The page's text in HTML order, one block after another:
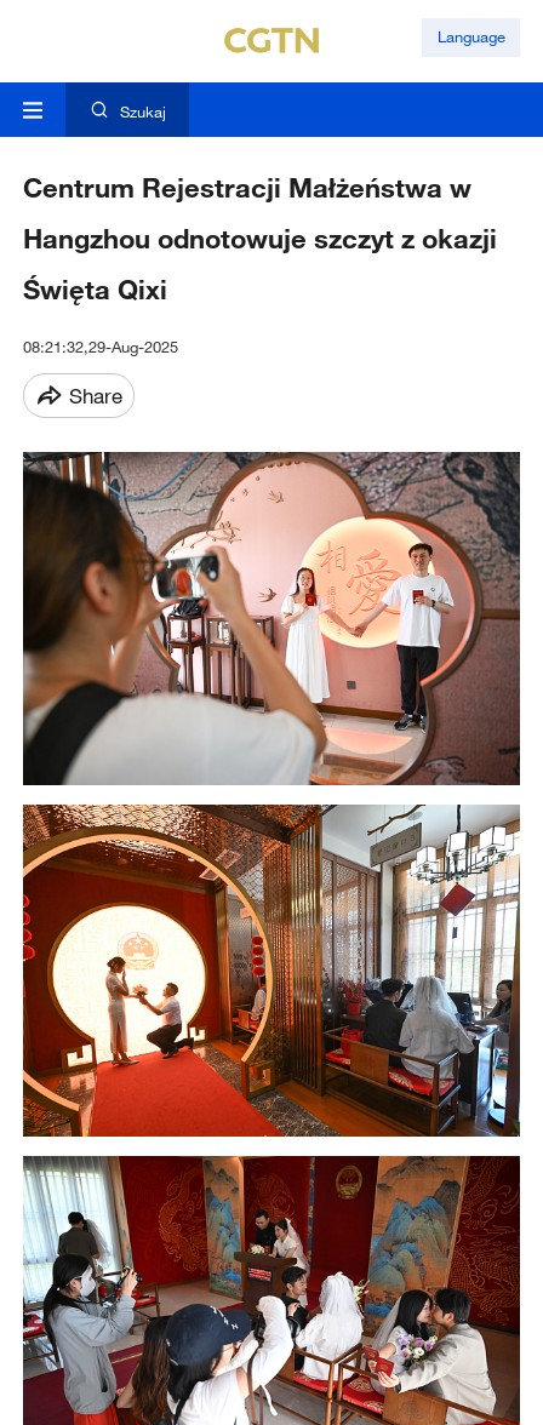
Language
Szukaj
Centrum Rejestracji Małżeństwa w
Hangzhou odnotowuje szczyt z okazji
Święta Qixi
08:21:32,29-Aug-2025
Share